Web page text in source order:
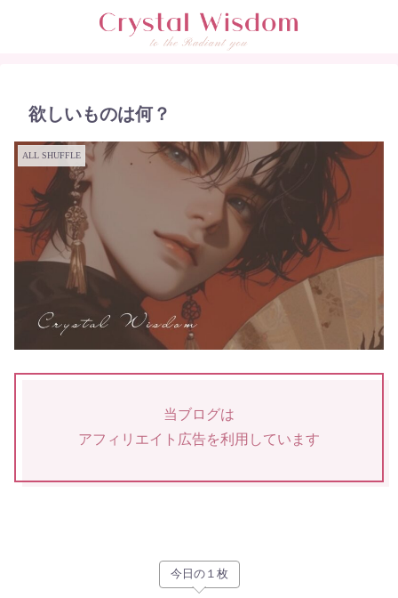
欲しいものは何？
ALL SHUFFLE
当ブログは
アフィリエイト広告を利用しています
今日の１枚